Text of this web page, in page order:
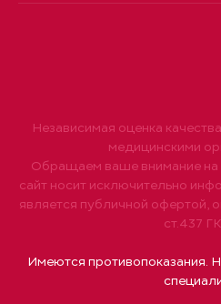
Независимая оценка
медицинскими
Обращаем ваше внимание на
сайт носит исключительно
является публичной офертой,
ст.437
Имеются противопоказания.